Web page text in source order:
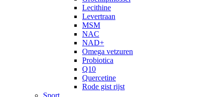
Lecithine
Levertraan
MSM
NAC
NAD+
Omega vetzuren
Probiotica
Q10
Quercetine
Rode gist rijst
Sport